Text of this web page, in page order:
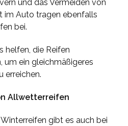
und das Vermeiden von
im Auto tragen ebenfalls
bei.
helfen, die Reifen
um ein gleichmäßigeres
erreichen.
Allwetterreifen
gibt es auch bei